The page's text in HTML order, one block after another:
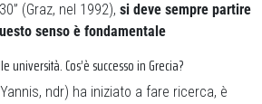
(Graz, nel 1992), si deve sempre partire
senso è fondamentale
Cos’è successo in Grecia?
ndr) ha iniziato a fare ricerca, è